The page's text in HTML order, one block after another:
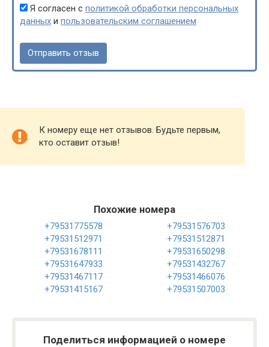
Я согласен с политикой обработки персональных
данных и пользовательским соглашением
К номеру еще нет отзывов. Будьте первым,
кто оставит отзыв!
Похожие номера
+79531775578
+79531576703
+79531512971
+79531512871
+79531678111
+79531650298
+79531647933
+79531432767
+79531467117
+79531466076
+79531415167
+79531507003
Поделиться информацией о номере